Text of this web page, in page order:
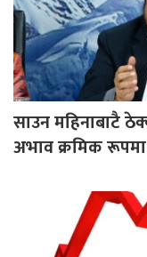
साउन महिनाबाटै
अभाव क्रमिक रूपमा